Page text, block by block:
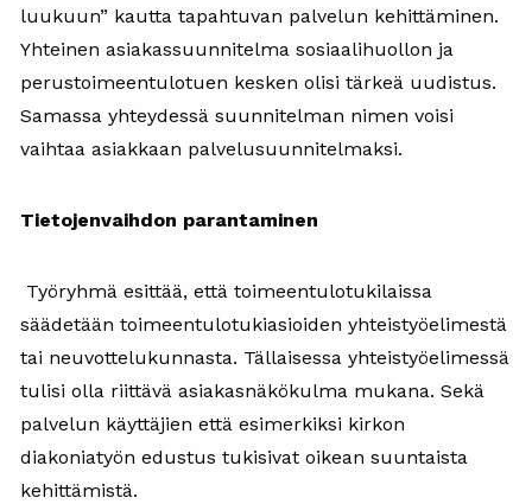
luukuun” kautta tapahtuvan palvelun kehittäminen.
Yhteinen asiakassuunnitelma sosiaalihuollon ja
perustoimeentulotuen kesken olisi tärkeä uudistus.
Samassa yhteydessä suunnitelman nimen voisi
vaihtaa asiakkaan palvelusuunnitelmaksi.
Tietojenvaihdon parantaminen
Työryhmä esittää, että toimeentulotukilaissa
säädetään toimeentulotukiasioiden yhteistyöelimestä
tai neuvottelukunnasta. Tällaisessa yhteistyöelimessä
tulisi olla riittävä asiakasnäkökulma mukana. Sekä
palvelun käyttäjien että esimerkiksi kirkon
diakoniatyön edustus tukisivat oikean suuntaista
kehittämistä.